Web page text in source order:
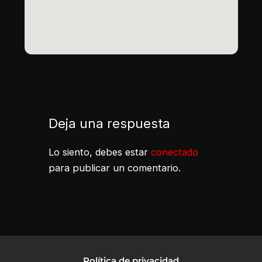
Deja una respuesta
Lo siento, debes estar conectado
para publicar un comentario.